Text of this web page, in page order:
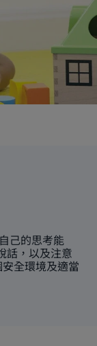
己的思考能
話，以及注意
全環境及適當